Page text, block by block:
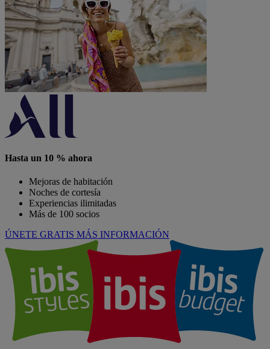
Hasta un 10 % ahora
Mejoras de habitación
Noches de cortesía
Experiencias ilimitadas
Más de 100 socios
ÚNETE GRATIS MÁS INFORMACIÓN